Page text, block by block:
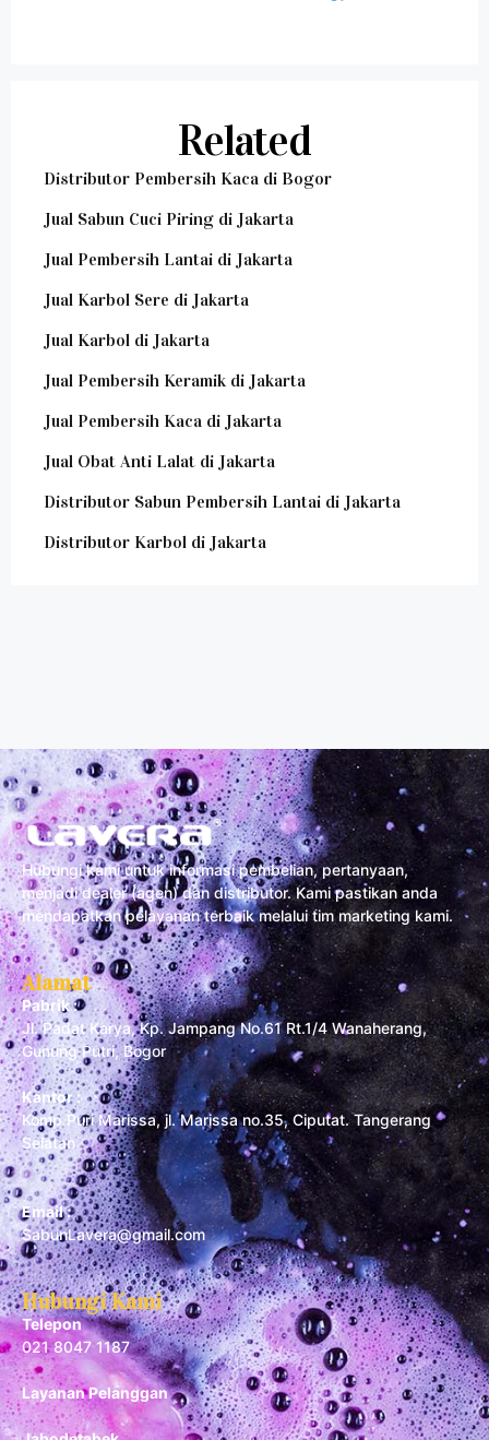
Related
Distributor Pembersih Kaca di Bogor
Jual Sabun Cuci Piring di Jakarta
Jual Pembersih Lantai di Jakarta
Jual Karbol Sere di Jakarta
Jual Karbol di Jakarta
Jual Pembersih Keramik di Jakarta
Jual Pembersih Kaca di Jakarta
Jual Obat Anti Lalat di Jakarta
Distributor Sabun Pembersih Lantai di Jakarta
Distributor Karbol di Jakarta
Hubungi kami untuk informasi pembelian, pertanyaan,
menjadi dealer (agen) dan distributor. Kami pastikan anda
mendapatkan pelayanan terbaik melalui tim marketing kami.
Alamat
Pabrik :
Jl. Padat Karya, Kp. Jampang No.61 Rt.1/4 Wanaherang,
Gunung Putri, Bogor
Kantor :
Komp Puri Marissa, jl. Marissa no.35, Ciputat. Tangerang
Selatan
Email :
SabunLavera@gmail.com
Hubungi Kami
Telepon
021 8047 1187
Layanan Pelanggan